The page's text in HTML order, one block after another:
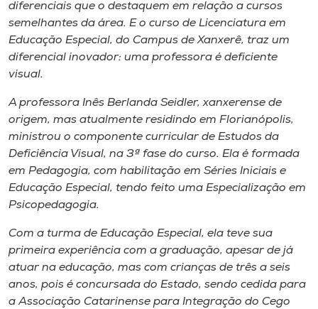
CPA
Biblioteca
Editora
Rádio
Museu
Unoesc
Store
diferenciais que o destaquem em relação a cursos
semelhantes da área. E o curso de Licenciatura em
Educação Especial, do Campus de Xanxerê, traz um
diferencial inovador: uma professora é deficiente
visual.
A professora Inês Berlanda Seidler, xanxerense de
origem, mas atualmente residindo em Florianópolis,
ministrou o componente curricular de Estudos da
Deficiência Visual, na 3ª fase do curso. Ela é formada
em Pedagogia, com habilitação em Séries Iniciais e
Educação Especial, tendo feito uma Especialização em
Psicopedagogia.
Com a turma de Educação Especial, ela teve sua
primeira experiência com a graduação, apesar de já
atuar na educação, mas com crianças de três a seis
anos, pois é concursada do Estado, sendo cedida para
a Associação Catarinense para Integração do Cego